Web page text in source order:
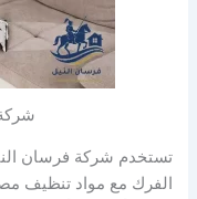
تستخدم شركة فرسان
الفرك مع مواد تنظيف